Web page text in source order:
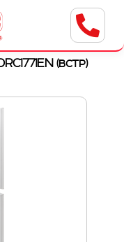
8a
(встр)